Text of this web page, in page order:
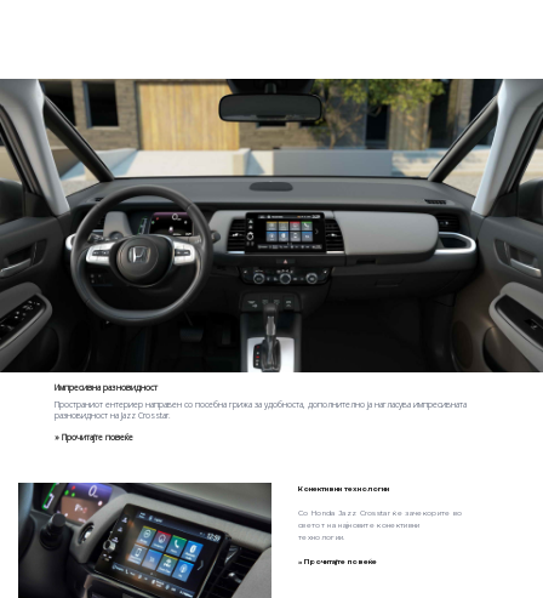
Импресивна разновидност
Пространиот ентериер направен со посебна грижа за удобноста, дополнително ја нагласува импресивната
разновидност на Jazz Crosstar.
» Прочитајте повеќе
Конективни технологии
Со Honda Jazz Crosstar ќе зачекорите во
светот на најновите конективни
технологии.
» Прочитајте повеќе